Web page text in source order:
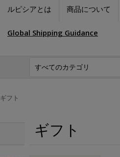
ルピシアとは 商品について
Global Shipping Guidance
ギフト
ギフト